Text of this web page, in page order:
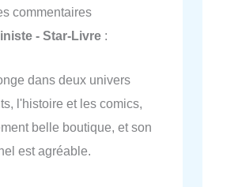
commentaires
- Star-Livre :
dans deux univers
l'histoire et les comics,
belle boutique, et son
est agréable.